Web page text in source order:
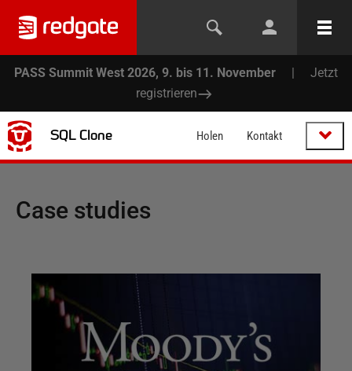
PASS Summit West 2026, 9. bis 11. November |
Jetzt
registrieren
SQL Clone Holen Kontakt
Case studies